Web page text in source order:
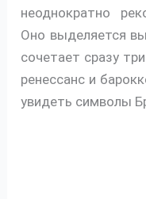
неоднократно
Оно выделяется
сочетает сразу
ренессанс и
увидеть символы